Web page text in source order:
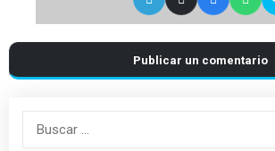
Publicar un comentario
Buscar: